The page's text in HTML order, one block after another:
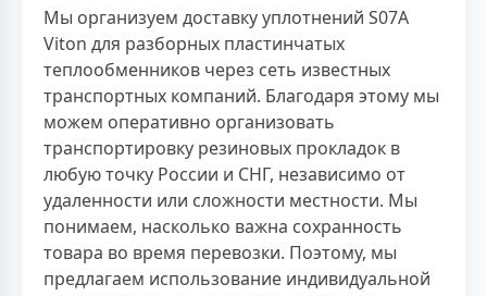
Мы организуем доставку уплотнений S07A
Viton для разборных пластинчатых
теплообменников через сеть известных
транспортных компаний. Благодаря этому мы
можем оперативно организовать
транспортировку резиновых прокладок в
любую точку России и СНГ, независимо от
удаленности или сложности местности. Мы
понимаем, насколько важна сохранность
товара во время перевозки. Поэтому, мы
предлагаем использование индивидуальной